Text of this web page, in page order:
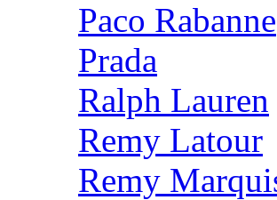
Paco Rabanne
Prada
Ralph Lauren
Remy Latour
Remy